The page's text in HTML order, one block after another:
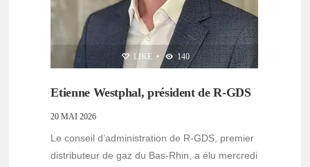
LIKE • 140
Etienne Westphal, président de R-GDS
20 MAI 2026
Le conseil d’administration de R-GDS, premier
distributeur de gaz du Bas-Rhin, a élu mercredi